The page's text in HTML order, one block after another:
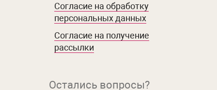
Согласие на обработку
персональных данных
Согласие на получение
рассылки
Остались вопросы?